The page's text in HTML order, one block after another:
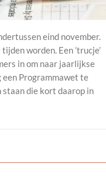
eind november.
worden. Een ’trucje’
in om naar jaarlijkse
een Programmawet te
die kort daarop in